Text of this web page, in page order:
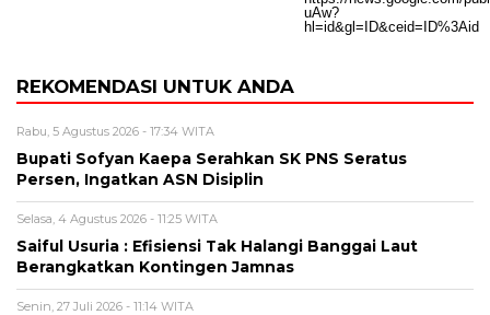
REKOMENDASI UNTUK ANDA
Rabu, 5 Agustus 2026 - 17:34 WITA
Bupati Sofyan Kaepa Serahkan SK PNS Seratus
Persen, Ingatkan ASN Disiplin
Selasa, 4 Agustus 2026 - 11:25 WITA
Saiful Usuria : Efisiensi Tak Halangi Banggai Laut
Berangkatkan Kontingen Jamnas
Senin, 27 Juli 2026 - 11:14 WITA